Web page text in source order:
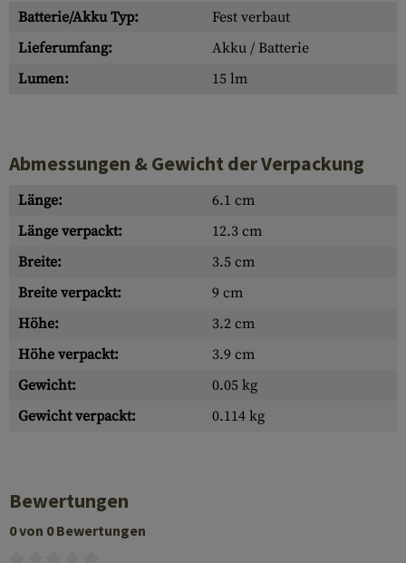
Batterie/Akku Typ:
Fest verbaut
Lieferumfang:
Akku / Batterie
Lumen:
15 lm
Abmessungen & Gewicht der Verpackung
Länge:
6.1 cm
Länge verpackt:
12.3 cm
Breite:
3.5 cm
Breite verpackt:
9 cm
Höhe:
3.2 cm
Höhe verpackt:
3.9 cm
Gewicht:
0.05 kg
Gewicht verpackt:
0.114 kg
Bewertungen
0 von 0 Bewertungen